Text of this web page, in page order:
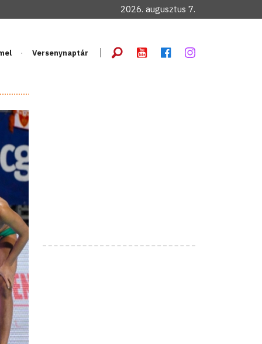
2026. augusztus 7.
Versenynaptár